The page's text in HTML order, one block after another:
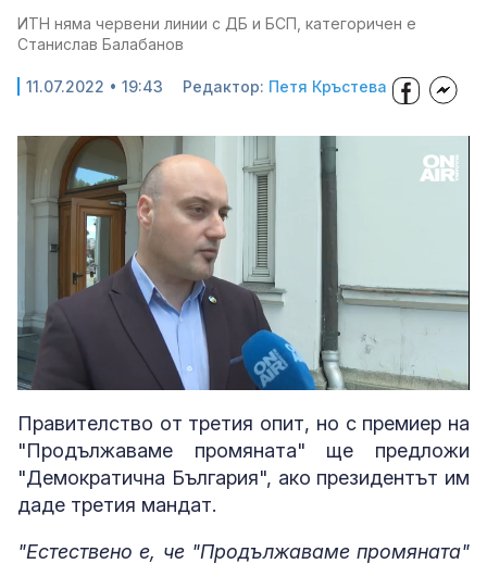
ИТН няма червени линии с ДБ и БСП, категоричен е
Станислав Балабанов
11.07.2022 • 19:43 Редактор: Петя Кръстева
Loaded
36.26%
Правителство от третия опит, но с премиер на
"Продължаваме промяната" ще предложи
"Демократична България", ако президентът им
даде третия мандат.
"Естествено е, че "Продължаваме промяната"